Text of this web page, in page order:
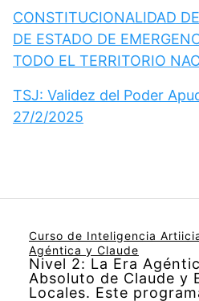
CONSTITUCIONALIDAD
DE ESTADO DE
TODO EL TERRITORIO
TSJ: Validez del Poder
27/2/2025
Curso de Inteligencia
Agéntica y Claude
Nivel 2: La Era
Absoluto de Claude y
Locales. Este